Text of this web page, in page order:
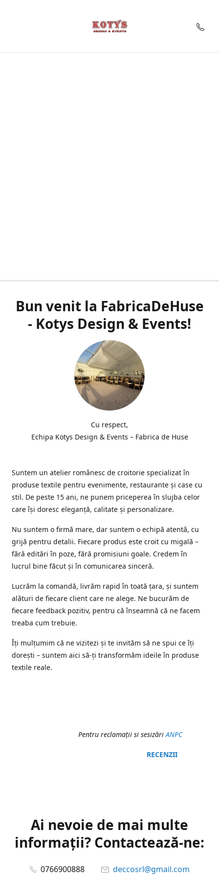
Bun venit la FabricaDeHuse
- Kotys Design & Events!
Cu respect,
Echipa Kotys Design & Events – Fabrica de Huse
Suntem un atelier românesc de croitorie specializat în
produse textile pentru evenimente, restaurante și case cu
stil. De peste 15 ani, ne punem priceperea în slujba celor
care își doresc eleganță, calitate și personalizare.
Nu suntem o firmă mare, dar suntem o echipă atentă, cu
grijă pentru detalii. Fiecare produs este croit cu migală –
fără editări în poze, fără promisiuni goale. Credem în
lucrul bine făcut și în comunicarea sinceră.
Lucrăm la comandă, livrăm rapid în toată țara, și suntem
alături de fiecare client care ne alege. Ne bucurăm de
fiecare feedback pozitiv, pentru că înseamnă că ne facem
treaba cum trebuie.
Îți mulțumim că ne vizitezi și te invităm să ne spui ce îți
dorești – suntem aici să-ți transformăm ideile în produse
textile reale.
Pentru reclamaţii si sesizăriANPC
RECENZII
Ai nevoie de mai multe
informații? Contactează-ne:
0766900888 deccosrl@gmail.com